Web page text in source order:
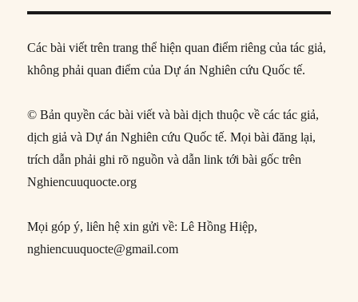
Các bài viết trên trang thể hiện quan điểm riêng của tác giả,
không phải quan điểm của Dự án Nghiên cứu Quốc tế.
© Bản quyền các bài viết và bài dịch thuộc về các tác giả,
dịch giả và Dự án Nghiên cứu Quốc tế. Mọi bài đăng lại,
trích dẫn phải ghi rõ nguồn và dẫn link tới bài gốc trên
Nghiencuuquocte.org
Mọi góp ý, liên hệ xin gửi về: Lê Hồng Hiệp,
nghiencuuquocte@gmail.com